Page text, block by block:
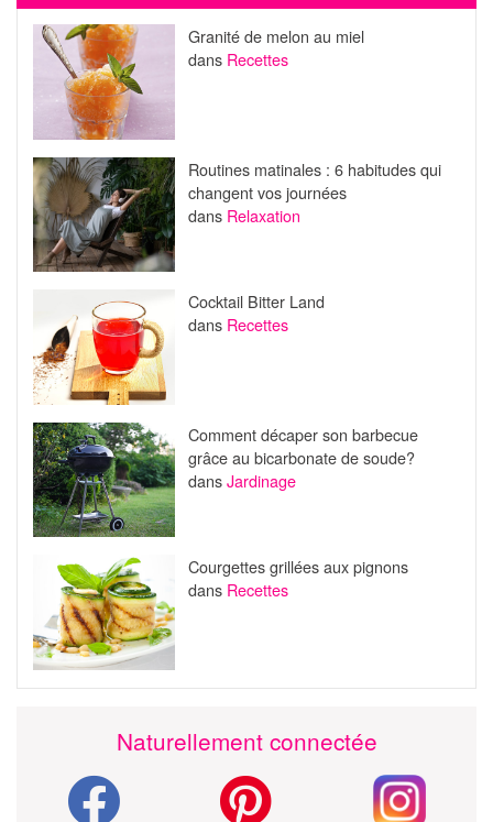
Granité de melon au miel
dans Recettes
Routines matinales : 6 habitudes qui
changent vos journées
dans Relaxation
Cocktail Bitter Land
dans Recettes
Comment décaper son barbecue
grâce au bicarbonate de soude?
dansJardinage
Courgettes grillées aux pignons
dans Recettes
Naturellement connectée